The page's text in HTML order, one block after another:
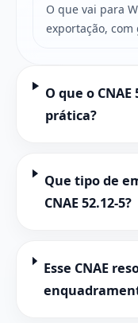
O que vai para
exportação, com
O que o
prática?
Que tipo de
CNAE 52.12-5?
Esse CNAE